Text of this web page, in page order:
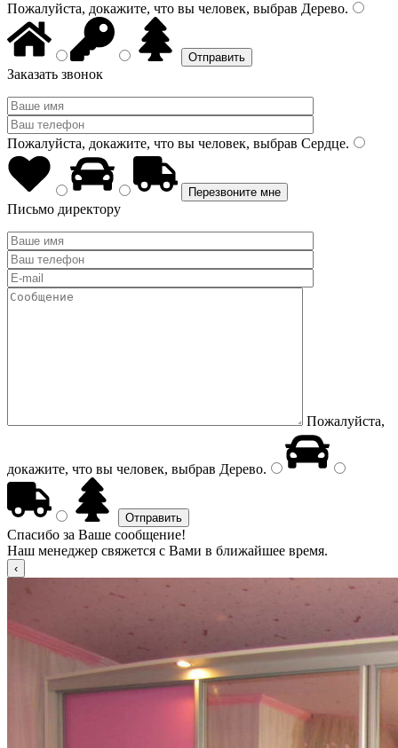
Пожалуйста, докажите, что вы человек, выбрав Дерево.
Заказать звонок
Пожалуйста, докажите, что вы человек, выбрав Сердце.
Письмо директору
Пожалуйста,
докажите, что вы человек, выбрав Дерево.
Спасибо за Ваше сообщение!
Наш менеджер свяжется с Вами в ближайшее время.